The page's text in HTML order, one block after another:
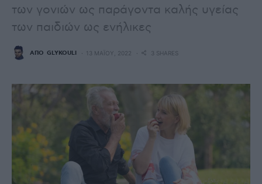
των γονιών ως παράγοντα καλής υγείας
των παιδιών ως ενήλικες
ΑΠΌ GLYKOULI 13 ΜΑΪ́ΟΥ, 2022 3 SHARES